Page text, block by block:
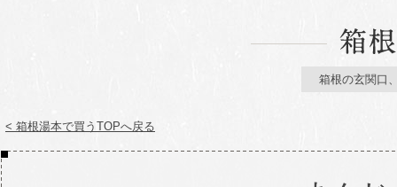
箱根の玄関口
< 箱根湯本で買うTOPへ戻る